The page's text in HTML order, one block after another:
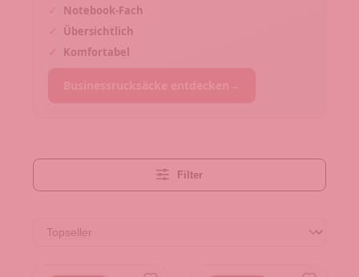
Notebook-Fach
Übersichtlich
Komfortabel
Filter